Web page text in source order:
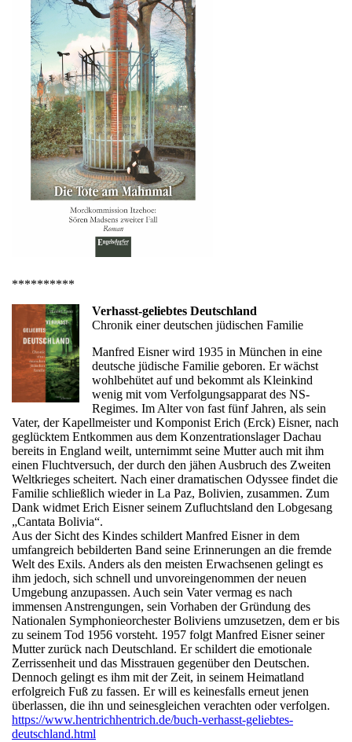
**********
Verhasst-geliebtes Deutschland
Chronik einer deutschen jüdischen Familie
Manfred Eisner wird 1935 in München in eine
deutsche jüdische Familie geboren. Er wächst
wohlbehütet auf und bekommt als Kleinkind
wenig mit vom Verfolgungsapparat des NS-
Regimes. Im Alter von fast fünf Jahren, als sein
Vater, der Kapellmeister und Komponist Erich (Erck) Eisner, nach
geglücktem Entkommen aus dem Konzentrationslager Dachau
bereits in England weilt, unternimmt seine Mutter auch mit ihm
einen Fluchtversuch, der durch den jähen Ausbruch des Zweiten
Weltkrieges scheitert. Nach einer dramatischen Odyssee findet die
Familie schließlich wieder in La Paz, Bolivien, zusammen. Zum
Dank widmet Erich Eisner seinem Zufluchtsland den Lobgesang
„Cantata Bolivia“.
Aus der Sicht des Kindes schildert Manfred Eisner in dem
umfangreich bebilderten Band seine Erinnerungen an die fremde
Welt des Exils. Anders als den meisten Erwachsenen gelingt es
ihm jedoch, sich schnell und unvoreingenommen der neuen
Umgebung anzupassen. Auch sein Vater vermag es nach
immensen Anstrengungen, sein Vorhaben der Gründung des
Nationalen Symphonieorchester Boliviens umzusetzen, dem er bis
zu seinem Tod 1956 vorsteht. 1957 folgt Manfred Eisner seiner
Mutter zurück nach Deutschland. Er schildert die emotionale
Zerrissenheit und das Misstrauen gegenüber den Deutschen.
Dennoch gelingt es ihm mit der Zeit, in seinem Heimatland
erfolgreich Fuß zu fassen. Er will es keinesfalls erneut jenen
überlassen, die ihn und seinesgleichen verachten oder verfolgen.
https://www.hentrichhentrich.de/buch-verhasst-geliebtes-
deutschland.html